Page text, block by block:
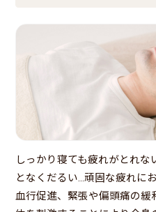
しっかり寝ても疲れがとれ
となくだるい…頑固な疲れに
血行促進、緊張や偏頭痛の